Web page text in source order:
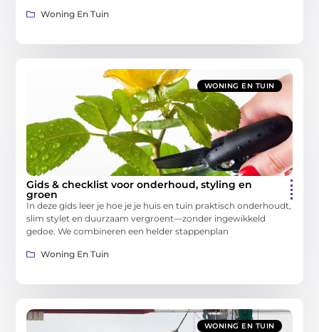
Woning En Tuin
WONING EN TUIN
Gids & checklist voor onderhoud, styling en
groen
In deze gids leer je hoe je je huis en tuin praktisch onderhoudt,
slim stylet en duurzaam vergroent—zonder ingewikkeld
gedoe. We combineren een helder stappenplan
Woning En Tuin
WONING EN TUIN